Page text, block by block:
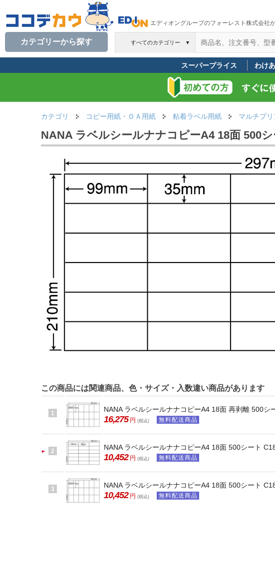
エディオングループのフォーレスト株式会社
すべてのカテゴリー ▼
カテゴリーから探す
スーパープライス わけ
カテゴリ コピー用紙・ＯＡ用紙 粘着ラベル用紙 マルチプ
NANA ラベルシールナナコピーA4 18面 500
この商品には関連商品、色・サイズ・入数違い商品があります
1 NANA ラベルシールナナコピーA4 18面 再剥離 500シ
16,275 円 (税込) 無料配送商品
2 NANA ラベルシールナナコピーA4 18面 500シート
10,452 円 (税込) 無料配送商品
3 NANA ラベルシールナナコピーA4 18面 500シート
10,452 円 (税込) 無料配送商品